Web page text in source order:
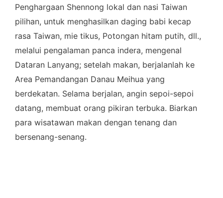
Penghargaan Shennong lokal dan nasi Taiwan
pilihan, untuk menghasilkan daging babi kecap
rasa Taiwan, mie tikus, Potongan hitam putih, dll.,
melalui pengalaman panca indera, mengenal
Dataran Lanyang; setelah makan, berjalanlah ke
Area Pemandangan Danau Meihua yang
berdekatan. Selama berjalan, angin sepoi-sepoi
datang, membuat orang pikiran terbuka. Biarkan
para wisatawan makan dengan tenang dan
bersenang-senang.